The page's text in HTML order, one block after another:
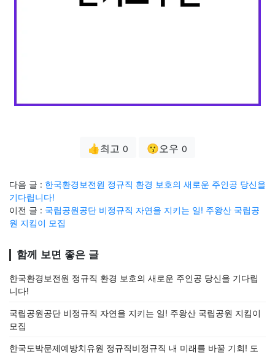
👍최고 0 😗오우 0
다음 글 : 한국환경보전원 정규직 환경 보호의 새로운 주인공 당신을
기다립니다!
이전 글 : 국립공원공단 비정규직 자연을 지키는 일! 주왕산 국립공
원 지킴이 모집
함께 보면 좋은 글
한국환경보전원 정규직 환경 보호의 새로운 주인공 당신을 기다립
니다!
국립공원공단 비정규직 자연을 지키는 일! 주왕산 국립공원 지킴이
모집
한국도박문제예방치유원 정규직비정규직 내 미래를 바꿀 기회! 도